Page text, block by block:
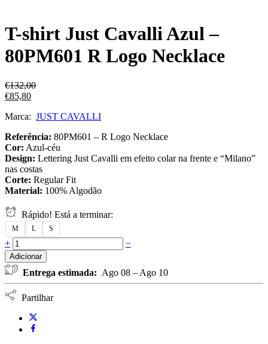
T-shirt Just Cavalli Azul –
80PM601 R Logo Necklace
€132,00
€85,80
Marca: JUST CAVALLI
Referência: 80PM601 – R Logo Necklace
Cor: Azul‑céu
Design: Lettering Just Cavalli em efeito colar na frente e “Milano”
nas costas
Corte: Regular Fit
Material: 100% Algodão
Rápido! Está a terminar:
M L S
+ −
Adicionar
Entrega estimada: Ago 08 – Ago 10
Partilhar